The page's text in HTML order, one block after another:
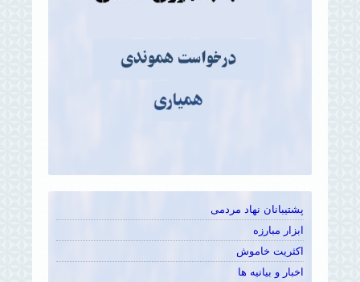
پشتیبانان نهاد مردمی
ابزار مبارزه
اکثریت خاموش
اخبار و بیانیه ها